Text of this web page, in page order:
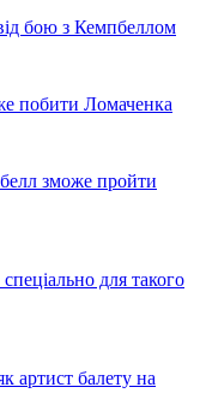
бою з Кемпбеллом
побити Ломаченка
зможе пройти
для такого
артист балету на